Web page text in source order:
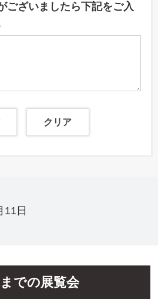
ございましたら下記をご入
11日
での展覧会